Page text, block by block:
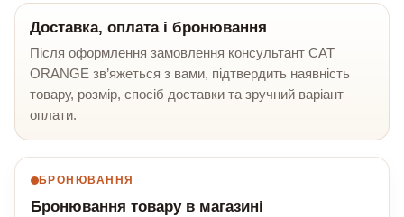
Доставка, оплата і бронювання
Після оформлення замовлення консультант CAT
ORANGE зв’яжеться з вами, підтвердить наявність
товару, розмір, спосіб доставки та зручний варіант
оплати.
БРОНЮВАННЯ
Бронювання товару в магазині